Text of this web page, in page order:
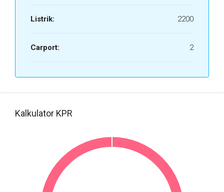
Listrik: 2200
Carport: 2
Kalkulator KPR